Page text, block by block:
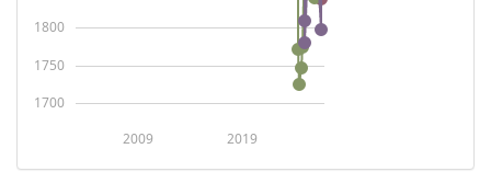
2009 2019
1700
1750
1800